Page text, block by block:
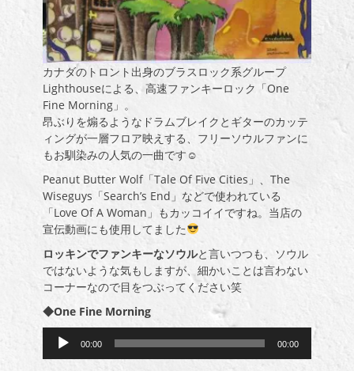
カナダのトロント出身のブラスロック系グループ
Lighthouseによる、高速ファンキーロック「One
Fine Morning」。
昂ぶりを煽るようなドラムブレイクとギターのカッテ
ィングが一層フロア映えする、フリーソウルファンに
もお馴染みの人気の一曲です☺
Peanut Butter Wolf「Tale Of Five Cities」、The
Wiseguys「Search’s End」などで使われている
「Love Of A Woman」もカッコイイですね。当店の
宣伝動画にも使用してました
ロッキンでファンキーなソウルと言いつつも、ソウル
ではないような気もしますが、細かいことは言わない
コーナーなので目をつぶってください笑
◆One Fine Morning
00:00 00:00